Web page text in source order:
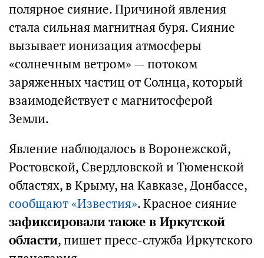
полярное сияние. Причиной явления
стала сильная магнитная буря. Сияние
вызывает ионизация атмосферы
«солнечным ветром» — потоком
заряженных частиц от Солнца, который
взаимодействует с магнитосферой
Земли.
Явление наблюдалось в Воронежской,
Ростовской, Свердловской и Тюменской
областях, в Крыму, на Кавказе, Донбассе,
сообщают «Известия». Красное сияние
зафиксировали также в Иркутской
области, пишет пресс-служба Иркутского